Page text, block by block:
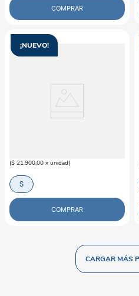
COMPRAR
¡NUEVO!
($ 21.900,00 x unidad)
S
COMPRAR